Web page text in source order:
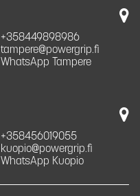
+358449898986
tampere@powergrip.fi
WhatsApp Tampere
+358456019055
kuopio@powergrip.fi
WhatsApp Kuopio